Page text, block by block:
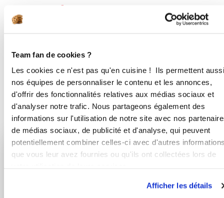
Team fan de cookies ?
Les cookies ce n'est pas qu'en cuisine ! Ils permettent
nos équipes de personnaliser le contenu et les annonces,
d'offrir des fonctionnalités relatives aux médias sociaux et
d'analyser notre trafic. Nous partageons également des
informations sur l'utilisation de notre site avec nos
de médias sociaux, de publicité et d'analyse, qui peuvent
potentiellement combiner celles-ci avec d'autres
que vous leur avez fournies ou qu'ils ont collectées lors de
Afficher les détails
dans le moule à cake cannelé. Faite
Bon appétit !
Vous aimerez aussi ...